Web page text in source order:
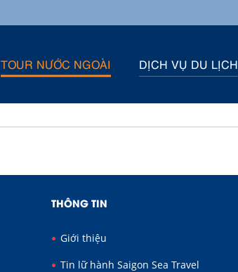
TOUR NƯỚC NGOÀI DỊCH VỤ DU LỊCH
THÔNG TIN
Giới thiệu
Tin lữ hành Saigon Sea Travel